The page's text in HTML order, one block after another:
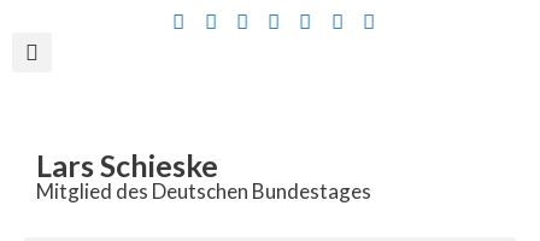
Lars Schieske
Mitglied des Deutschen Bundestages